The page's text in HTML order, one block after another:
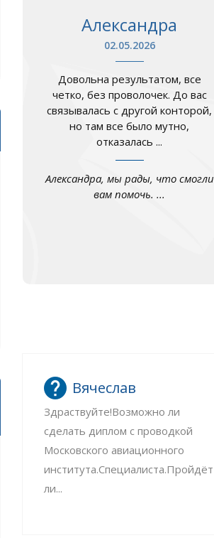
Александра
02.05.2026
Довольна результатом, все
четко, без проволочек. До вас
связывалась с другой конторой,
но там все было мутно,
отказалась ...
Александра, мы рады, что смогли
вам помочь. ...
Вячеслав
Здраствуйте!Возможно ли
сделать диплом с проводкой
Московского авиационного
института.Специалиста.Пройдёт
ли...